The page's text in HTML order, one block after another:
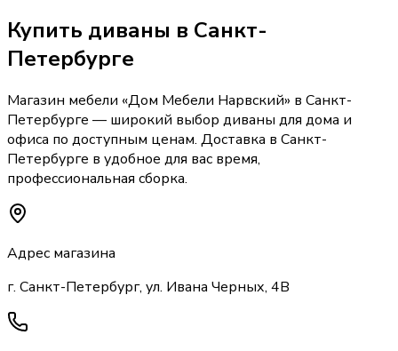
Купить диваны в Санкт-
Петербурге
Магазин мебели «Дом Мебели Нарвский» в Санкт-
Петербурге — широкий выбор диваны для дома и
офиса по доступным ценам. Доставка в Санкт-
Петербурге в удобное для вас время,
профессиональная сборка.
Адрес магазина
г. Санкт-Петербург, ул. Ивана Черных, 4В